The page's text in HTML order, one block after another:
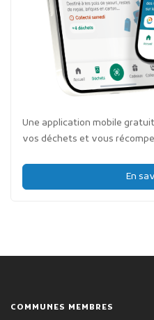
Une application mobile
vos déchets et vous
En
COMMUNES MEMBRES